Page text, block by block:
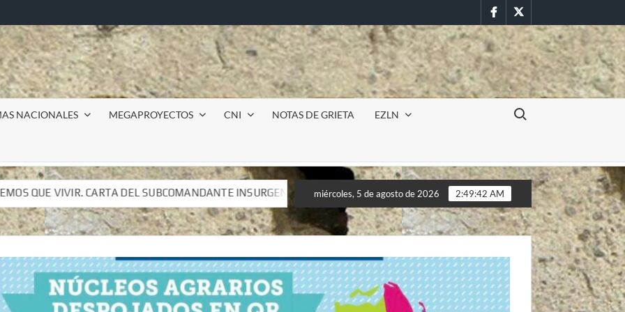
FacebookTwitter
NACIONALES MEGAPROYECTOS CNI NOTAS DE GRIETA EZLN
Buscar:
INSURGENTE MOISÉS A LUIS DE TAVIRA
Incursión militar en la UAEM (Morelos) durante paro
INSURGENTE MOISÉS A LUIS DE TAVIRA
Incursión militar en la UAEM (Morelos) durante paro
miércoles, 5 de agosto de 2026 2:49:44 AM